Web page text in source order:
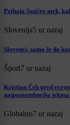
Prihaja Sončev mrk,
Slovenija5 ur nazaj
Slovenci, samo še do
Šport7 ur nazaj
Kristjan Čeh pred
najpomembnejša
Globalno7 ur nazaj